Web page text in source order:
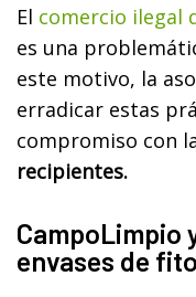
El comercio ilegal
es una
este motivo, la
erradicar estas
compromiso con
recipientes.
CampoLimpio
envases de